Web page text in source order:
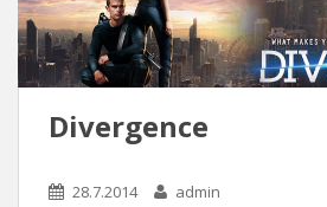
Divergence
28.7.2014 admin